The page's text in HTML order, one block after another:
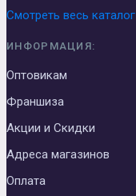
Смотреть весь каталог
ИНФОРМАЦИЯ:
Оптовикам
Франшиза
Акции и Скидки
Адреса магазинов
Оплата